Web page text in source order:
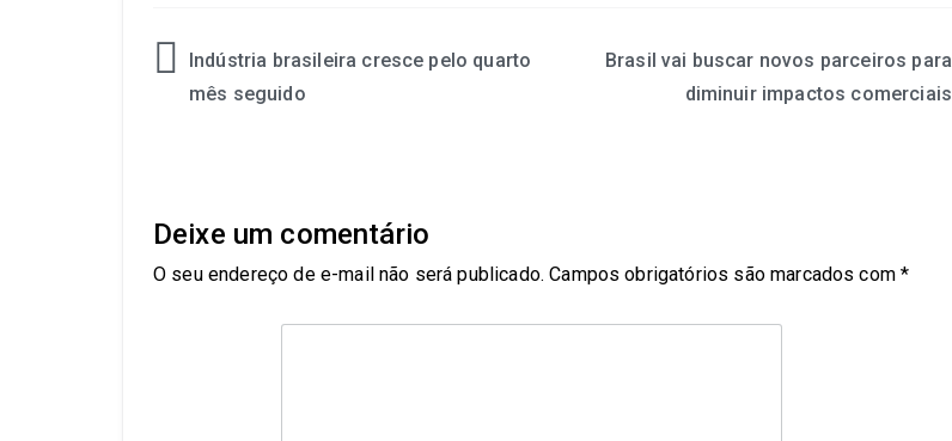
Indústria brasileira cresce pelo quarto
mês seguido
Brasil vai buscar novos parceiros para
diminuir impactos comerciais
Deixe um comentário
O seu endereço de e-mail não será publicado. Campos obrigatórios são marcados com*